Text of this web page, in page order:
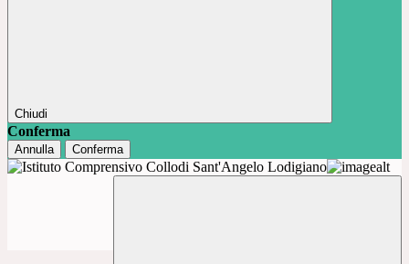
Chiudi
Conferma
Annulla Conferma